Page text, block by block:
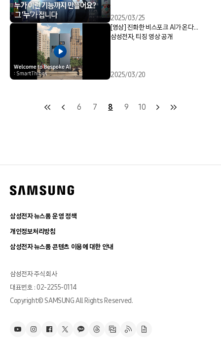
2025/03/25
[영상] 진화한 비스포크 AI가 온다…
삼성전자, 티징 영상 공개
2025/03/20
6 7 8 9 10
삼성전자 뉴스룸 운영 정책
개인정보처리방침
삼성전자 뉴스룸 콘텐츠 이용에 대한 안내
삼성전자 주식회사
대표번호 : 02-2255-0114
Copyright© SAMSUNG All Rights Reserved.